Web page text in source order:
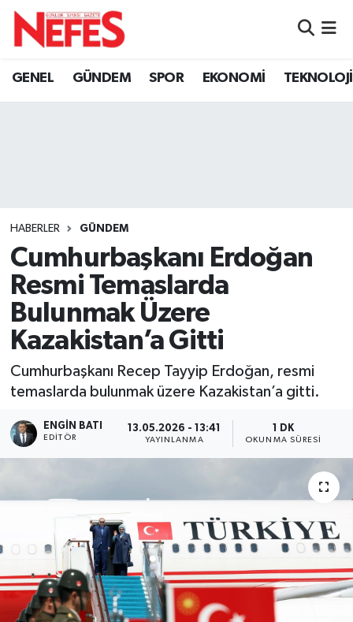
GENEL GÜNDEM SPOR EKONOMİ TEKNOLOJİ
HABERLER GÜNDEM
Cumhurbaşkanı Erdoğan
Resmi Temaslarda
Bulunmak Üzere
Kazakistan’a Gitti
Cumhurbaşkanı Recep Tayyip Erdoğan, resmi
temaslarda bulunmak üzere Kazakistan’a gitti.
ENGIN BATI
EDITÖR
13.05.2026 - 13:41
YAYINLANMA
1 DK
OKUNMA SÜRESI
Hava Durumu
Süper Lig Puan Durumu ve Fikstür
Tüm Manşetler
Son Dakika Haberleri
Haber Arşivi